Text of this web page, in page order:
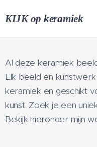
KIJK op keramiek
Al deze keramiek
Elk beeld en
keramiek en geschikt
kunst. Zoek je een
Bekijk hieronder mijn